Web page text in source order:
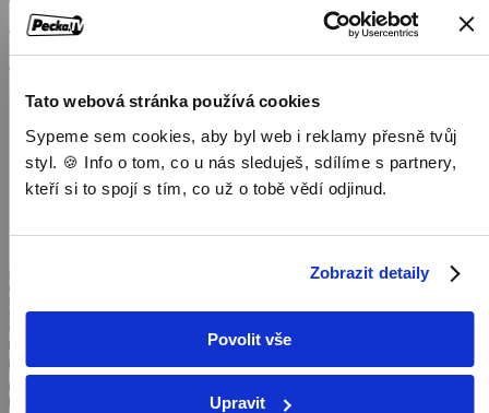
Tato webová stránka používá cookies
Sypeme sem cookies, aby byl web i reklamy přesně tvůj
styl. 🍪 Info o tom, co u nás sleduješ, sdílíme s partnery,
kteří si to spojí s tím, co už o tobě vědí odjinud.
Zobrazit detaily
Povolit vše
Upravit
2016, Velká Británie, 48 min
Dokumenty / Přírodovědné dokumenty